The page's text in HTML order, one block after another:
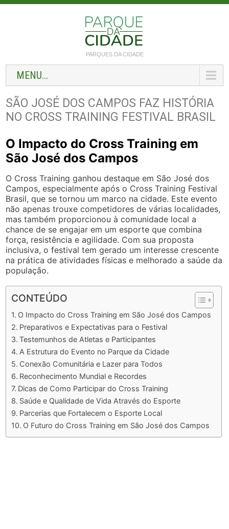
PARQUES DA CIDADE
MENU...
SÃO JOSÉ DOS CAMPOS FAZ HISTÓRIA
NO CROSS TRAINING FESTIVAL BRASIL
O Impacto do Cross Training em
São José dos Campos
O Cross Training ganhou destaque em São José dos
Campos, especialmente após o Cross Training Festival
Brasil, que se tornou um marco na cidade. Este evento
não apenas trouxe competidores de várias localidades,
mas também proporcionou à comunidade local a
chance de se engajar em um esporte que combina
força, resistência e agilidade. Com sua proposta
inclusiva, o festival tem gerado um interesse crescente
na prática de atividades físicas e melhorado a saúde da
população.
CONTEÚDO
O Impacto do Cross Training em São José dos Campos
Preparativos e Expectativas para o Festival
Testemunhos de Atletas e Participantes
A Estrutura do Evento no Parque da Cidade
Conexão Comunitária e Lazer para Todos
Reconhecimento Mundial e Recordes
Dicas de Como Participar do Cross Training
Saúde e Qualidade de Vida Através do Esporte
Parcerias que Fortalecem o Esporte Local
O Futuro do Cross Training em São José dos Campos